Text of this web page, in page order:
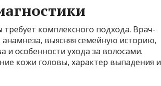
комплексного подхода. Врач-
выясняя семейную историю,
особенности ухода за волосами.
кожи головы, характер выпадения и